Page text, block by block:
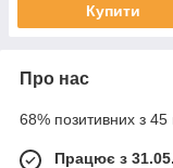
Купити
Про нас
68% позитивних з 45
Працює з